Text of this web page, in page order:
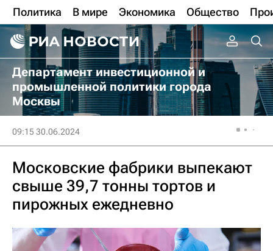
Политика В мире Экономика Общество
Департамент инвестиционной и
промышленной политики города
Москвы
09:15 30.06.2024
Московские фабрики выпекают
свыше 39,7 тонны тортов и
пирожных ежедневно